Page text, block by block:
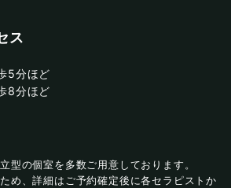
ス
5分ほど
8分ほど
型の個室を多数ご用意しております。
め、詳細はご予約確定後に各セラピストか